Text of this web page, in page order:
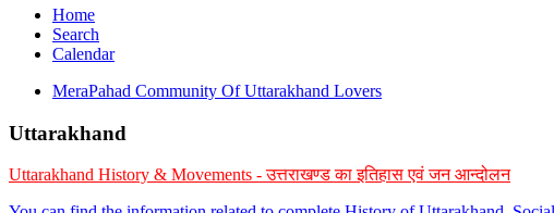
Home
Search
Calendar
MeraPahad Community Of Uttarakhand Lovers
Uttarakhand
Uttarakhand History & Movements - उत्तराखण्ड का इतिहास एवं जन आन्दोलन